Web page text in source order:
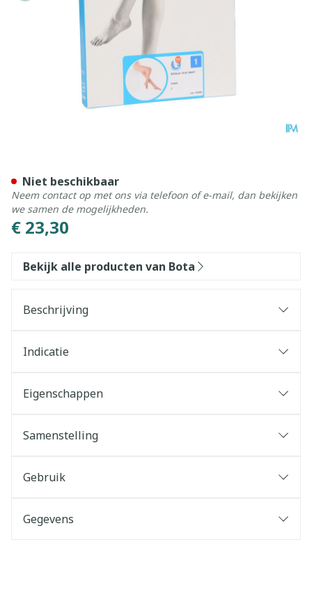
€ 23,30
Niet beschikbaar
Neem contact op met ons via telefoon of e-mail, dan bekijken
we samen de mogelijkheden.
Bekijk alle producten van Bota
Beschrijving
Indicatie
Eigenschappen
Samenstelling
Gebruik
Gegevens